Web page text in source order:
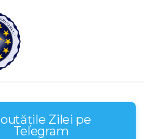
Zilei pe
Telegram